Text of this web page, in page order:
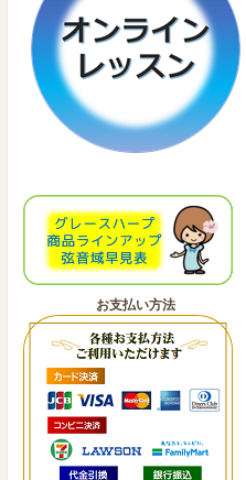
お支払い方法